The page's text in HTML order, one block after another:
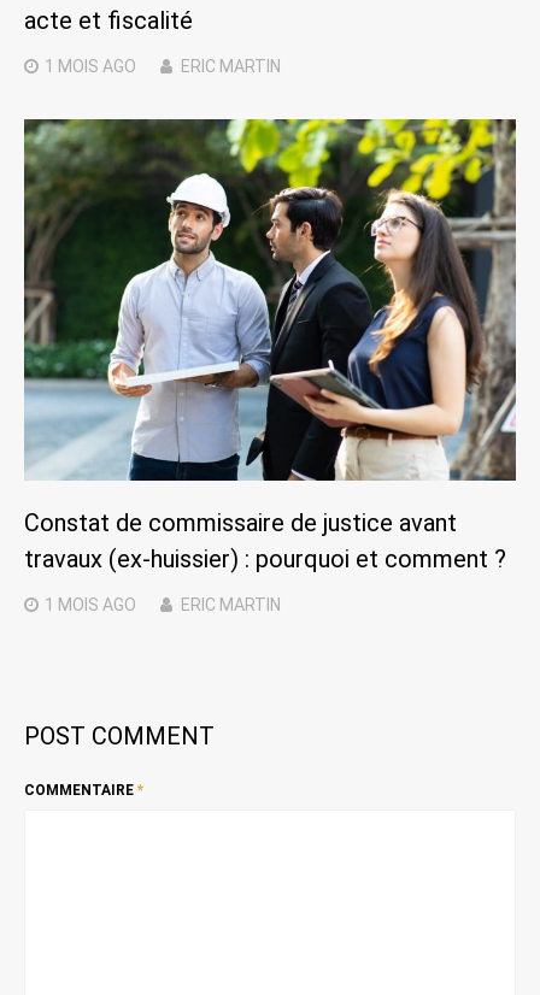
acte et fiscalité
1 MOIS AGO ERIC MARTIN
Constat de commissaire de justice avant
travaux (ex-huissier) : pourquoi et comment ?
1 MOIS AGO ERIC MARTIN
POST COMMENT
COMMENTAIRE *